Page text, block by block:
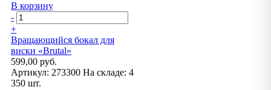
В корзину
-
+
Вращающийся бокал для
виски «Brutal»
599,00 руб.
Артикул: 273300 На складе: 4
350 шт.